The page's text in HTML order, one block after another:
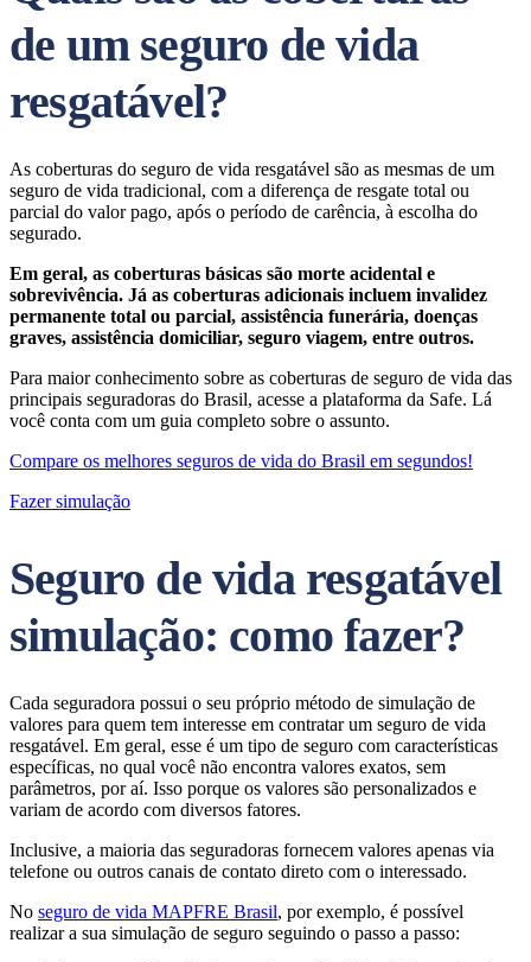
de um seguro de vida
resgatável?
As coberturas do seguro de vida resgatável são as mesmas de um
seguro de vida tradicional, com a diferença de resgate total ou
parcial do valor pago, após o período de carência, à escolha do
segurado.
Em geral, as coberturas básicas são morte acidental e
sobrevivência. Já as coberturas adicionais incluem invalidez
permanente total ou parcial, assistência funerária, doenças
graves, assistência domiciliar, seguro viagem, entre outros.
Para maior conhecimento sobre as coberturas de seguro de vida das
principais seguradoras do Brasil, acesse a plataforma da Safe. Lá
você conta com um guia completo sobre o assunto.
Compare os melhores seguros de vida do Brasil em segundos!
Fazer simulação
Seguro de vida resgatável
simulação: como fazer?
Cada seguradora possui o seu próprio método de simulação de
valores para quem tem interesse em contratar um seguro de vida
resgatável. Em geral, esse é um tipo de seguro com características
específicas, no qual você não encontra valores exatos, sem
parâmetros, por aí. Isso porque os valores são personalizados e
variam de acordo com diversos fatores.
Inclusive, a maioria das seguradoras fornecem valores apenas via
telefone ou outros canais de contato direto com o interessado.
No seguro de vida MAPFRE Brasil, por exemplo, é possível
realizar a sua simulação de seguro seguindo o passo a passo: